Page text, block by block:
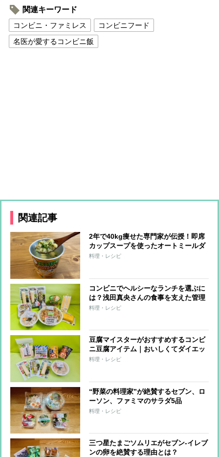
関連キーワード
コンビニ・ファミレス
コンビニフード
名医が愛するコンビニ飯
関連記事
2年で40kg痩せた専門家が伝授！即席
カップスープを使ったオートミールダ
イエット
料理・レシピ
コンビニでヘルシーなランチを選ぶに
は？浅田真央さんの食事を支えた管理
栄養士がすすめる「たんぱく質強化」
料理・レシピ
豆腐マイスターがおすすめするコンビ
ニ豆腐アイテム｜おいしくてダイエッ
トに役立つ8品
料理・レシピ
“野菜の料理家”が絶賛するセブン、ロ
ーソン、ファミマのサラダ5品
料理・レシピ
三つ星たまごソムリエがセブン-イレブ
ンの卵を絶賛する理由とは？